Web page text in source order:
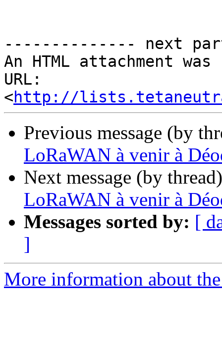
-------------- next
An HTML attachment
URL:
<http://
Previous message (by
LoRaWAN à venir à
Next message (by
LoRaWAN à venir à
Messages sorted by: [
]
More information about